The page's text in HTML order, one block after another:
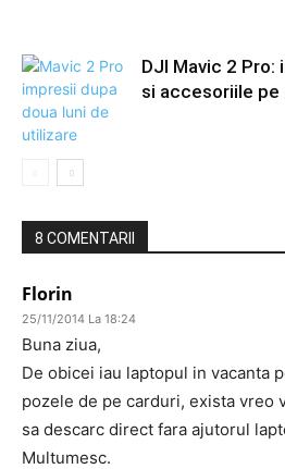
DJI Mavic 2 Pro:
si accesoriile pe
8 COMENTARII
Florin
25/11/2014 La 18:24
Buna ziua,
De obicei iau laptopul in vacanta
pozele de pe carduri, exista vreo
sa descarc direct fara ajutorul
Multumesc.